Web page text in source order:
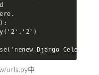
Django Celery
urls.py中